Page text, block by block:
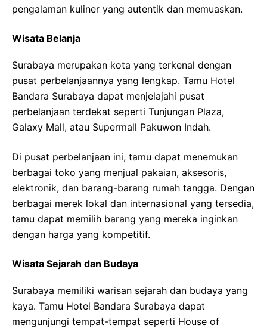
pengalaman kuliner yang autentik dan memuaskan.
Wisata Belanja
Surabaya merupakan kota yang terkenal dengan
pusat perbelanjaannya yang lengkap. Tamu Hotel
Bandara Surabaya dapat menjelajahi pusat
perbelanjaan terdekat seperti Tunjungan Plaza,
Galaxy Mall, atau Supermall Pakuwon Indah.
Di pusat perbelanjaan ini, tamu dapat menemukan
berbagai toko yang menjual pakaian, aksesoris,
elektronik, dan barang-barang rumah tangga. Dengan
berbagai merek lokal dan internasional yang tersedia,
tamu dapat memilih barang yang mereka inginkan
dengan harga yang kompetitif.
Wisata Sejarah dan Budaya
Surabaya memiliki warisan sejarah dan budaya yang
kaya. Tamu Hotel Bandara Surabaya dapat
mengunjungi tempat-tempat seperti House of